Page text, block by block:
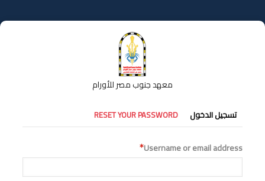
إلى
المحتوى
معهد جنوب مصر للأورام
التبويبات
الأساسية
تسجيل الدخول RESET YOUR PASSWORD
Username or email address